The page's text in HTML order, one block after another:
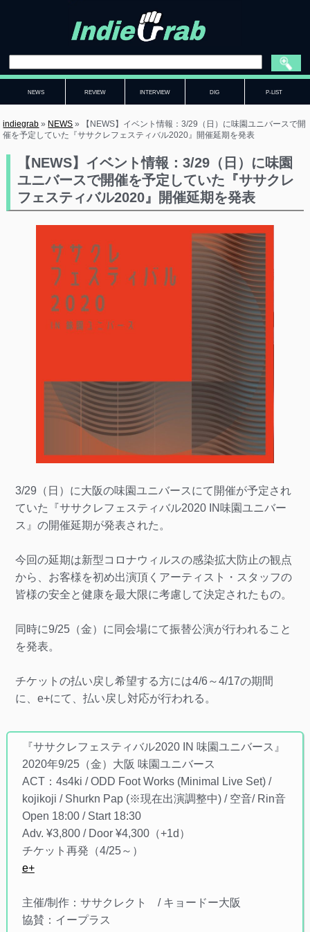
NEWS REVIEW INTERVIEW DIG P-LIST
indiegrab » NEWS »
【NEWS】イベント情報：3/29（日）に味園ユニバースで開
催を予定していた『ササクレフェスティバル2020』開催延期を発表
【NEWS】イベント情報：3/29（日）に味園
ユニバースで開催を予定していた『ササクレ
フェスティバル2020』開催延期を発表
3/29（日）に大阪の味園ユニバースにて開催が予定され
ていた『ササクレフェスティバル2020 IN味園ユニバー
ス』の開催延期が発表された。
今回の延期は新型コロナウィルスの感染拡大防止の観点
から、お客様を初め出演頂くアーティスト・スタッフの
皆様の安全と健康を最大限に考慮して決定されたもの。
同時に9/25（金）に同会場にて振替公演が行われること
を発表。
チケットの払い戻し希望する方には4/6～4/17の期間
に、e+にて、払い戻し対応が行われる。
『ササクレフェスティバル2020 IN 味園ユニバース』
2020年9/25（金）大阪 味園ユニバース
ACT：4s4ki / ODD Foot Works (Minimal Live Set) /
kojikoji / Shurkn Pap (※現在出演調整中) / 空音/ Rin音
Open 18:00 / Start 18:30
Adv. ¥3,800 / Door ¥4,300（+1d）
チケット再発（4/25～）
e+
主催/制作：ササクレクト / キョードー大阪
協賛：イープラス